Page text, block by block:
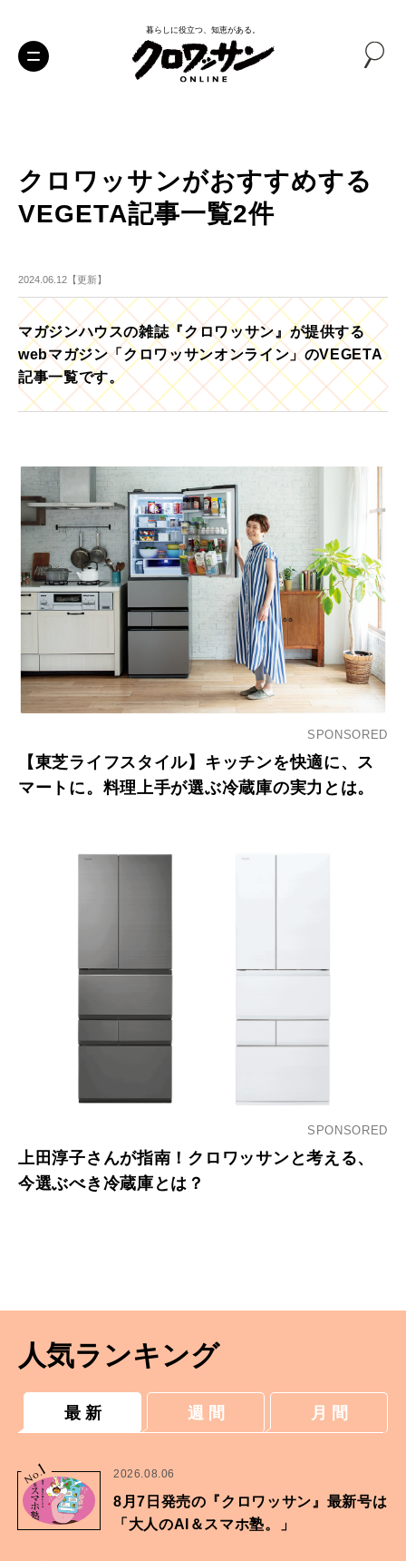
暮らしに役立つ、知恵がある。
クロワッサンがおすすめする
VEGETA記事一覧2件
2024.06.12【更新】
マガジンハウスの雑誌『クロワッサン』が提供する
webマガジン「クロワッサンオンライン」のVEGETA
記事一覧です。
SPONSORED
【東芝ライフスタイル】キッチンを快適に、ス
マートに。料理上手が選ぶ冷蔵庫の実力とは。
SPONSORED
上田淳子さんが指南！クロワッサンと考える、
今選ぶべき冷蔵庫とは？
人気ランキング
最 新 週 間 月 間
No.
1 2026.08.06
8月7日発売の『クロワッサン』最新号は
「大人のAI＆スマホ塾。」